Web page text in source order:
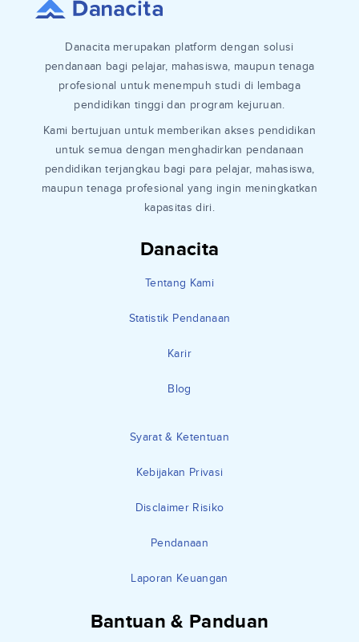
Danacita
Tentang Kami
Statistik Pendanaan
Karir
Blog
Syarat & Ketentuan
Kebijakan Privasi
Disclaimer Risiko
Pendanaan
Laporan Keuangan
Bantuan & Panduan
Danacita merupakan platform dengan solusi
pendanaan bagi pelajar, mahasiswa, maupun tenaga
profesional untuk menempuh studi di lembaga
pendidikan tinggi dan program kejuruan.
Kami bertujuan untuk memberikan akses pendidikan
untuk semua dengan menghadirkan pendanaan
pendidikan terjangkau bagi para pelajar, mahasiswa,
maupun tenaga profesional yang ingin meningkatkan
kapasitas diri.